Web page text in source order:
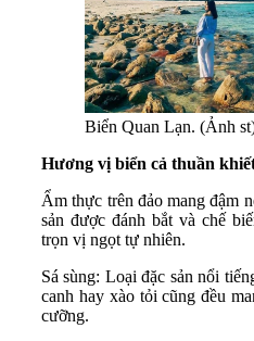
Biển Quan Lạn. (Ảnh
Hương vị biển cả thuần
Ẩm thực trên đảo mang đậm
sản được đánh bắt và chế
trọn vị ngọt tự nhiên.
Sá sùng: Loại đặc sản nổi
canh hay xào tỏi cũng đều
cưỡng.